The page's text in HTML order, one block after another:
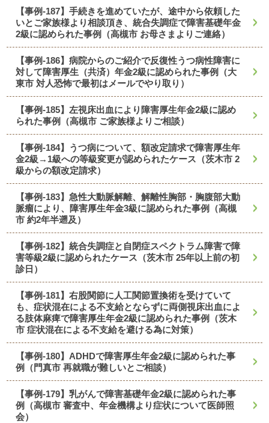
【事例-187】手続きを進めていたが、途中から依頼した
いとご家族様より相談頂き、統合失調症で障害基礎年金
2級に認められた事例（高槻市 お母さまよりご連絡）
【事例-186】病院からのご紹介で反復性うつ病性障害に
対して障害厚生（共済）年金2級に認められた事例（大
東市 対人恐怖で最初はメールでやり取り）
【事例-185】左視床出血により障害厚生年金2級に認め
られた事例（高槻市 ご家族様よりご相談）
【事例-184】うつ病について、額改定請求で障害厚生年
金2級→1級への等級変更が認められたケース（茨木市 2
級からの額改定請求）
【事例-183】急性大動脈解離、解離性胸部・胸腹部大動
脈瘤により、障害厚生年金3級に認められた事例（高槻
市 約2年半遡及）
【事例-182】統合失調症と自閉症スペクトラム障害で障
害等級2級に認められたケース（茨木市 25年以上前の初
診日）
【事例-181】右股関節に人工関節置換術を受けていて
も、症状混在による不支給とならずに両側視床出血によ
る肢体麻痺で障害厚生年金2級に認められた事例（茨木
市 症状混在による不支給を避ける為に対策）
【事例-180】ADHDで障害厚生年金2級に認められた事
例（門真市 再就職が難しいとご相談）
【事例-179】乳がんで障害基礎年金2級に認められた事
例（高槻市 審査中、年金機構より症状について医師照
会）